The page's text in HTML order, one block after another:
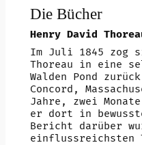
Die Bücher
Henry David
Im Juli 1845 zog
Thoreau in eine
Walden Pond
Concord,
Jahre, zwei
er dort in
Bericht darüber
einflussreichsten